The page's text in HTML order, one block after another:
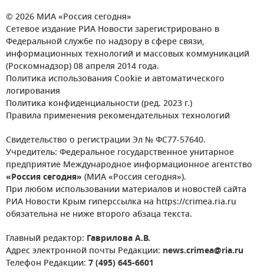
© 2026 МИА «Россия сегодня»
Сетевое издание РИА Новости зарегистрировано в
Федеральной службе по надзору в сфере связи,
информационных технологий и массовых коммуникаций
(Роскомнадзор) 08 апреля 2014 года.
Политика использования Cookie и автоматического
логирования
Политика конфиденциальности (ред. 2023 г.)
Правила применения рекомендательных технологий
Свидетельство о регистрации Эл № ФС77-57640.
Учредитель: Федеральное государственное унитарное
предприятие Международное информационное агентство
«Россия сегодня» (МИА «Россия сегодня»).
При любом использовании материалов и новостей сайта
РИА Новости Крым гиперссылка на https://crimea.ria.ru
обязательна не ниже второго абзаца текста.
Главный редактор: Гаврилова А.В.
Адрес электронной почты Редакции: news.crimea@ria.ru
Телефон Редакции: 7 (495) 645-6601